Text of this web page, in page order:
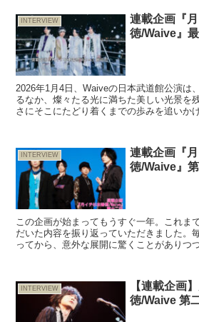
INTERVIEW
連載企画『
徳/Waive』
2026年1月4日、Waiveの日本武道館公演は
るなか、燦々たる光に満ちた美しい光景を
さにそこにたどり着くまでの歩みを追いか
INTERVIEW
連載企画『
徳/Waive』
この企画が始まってもうすぐ一年。これま
だいた内容を振り返っていただきました。
ってから、意外な展開に驚くことがありつ
INTERVIEW
【連載企画
徳/Waive 第